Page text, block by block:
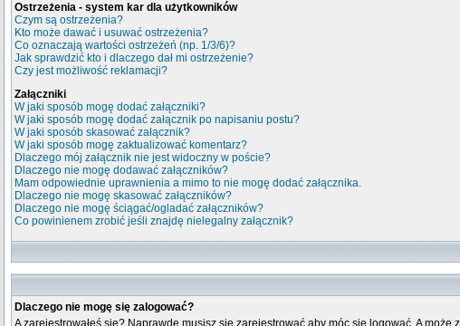
Ostrzeżenia - system kar dla użytkowników
Czym są ostrzeżenia?
Kto może dawać i usuwać ostrzeżenia?
Co oznaczają wartości ostrzeżeń (np. 1/3/6)?
Jak sprawdzić kto i dlaczego dał mi ostrzeżenie?
Czy jest możliwość reklamacji?
Załączniki
W jaki sposób mogę dodać załączniki?
W jaki sposób mogę dodać załącznik po napisaniu postu?
W jaki sposób skasować załącznik?
W jaki sposób mogę zaktualizować komentarz?
Dlaczego mój załącznik nie jest widoczny w poście?
Dlaczego nie mogę dodawać załączników?
Mam odpowiednie uprawnienia a mimo to nie mogę dodać załącznika.
Dlaczego nie mogę skasować załączników?
Dlaczego nie mogę ściągać/ogladać załączników?
Co powinienem zrobić jeśli znajdę nielegalny załącznik?
Dlaczego nie mogę się zalogować?
A zarejestrowałeś się? Naprawdę musisz się zarejestrować aby móc się logować. A